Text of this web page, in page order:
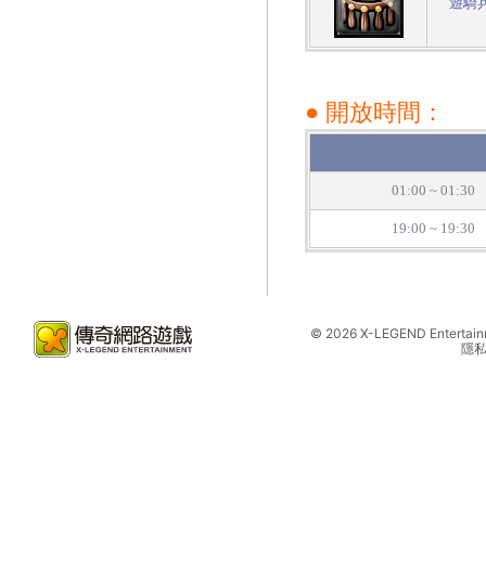
● 開放時間：
01:00 ~ 01:30
19:00 ~ 19:30
© 2026 X-LEGEND
隱